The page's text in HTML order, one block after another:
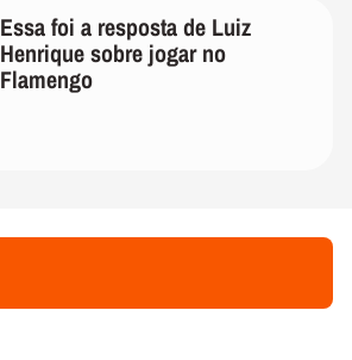
Essa foi a resposta de Luiz
Henrique sobre jogar no
Flamengo